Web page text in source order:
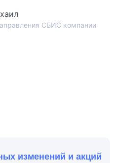
СБИС компании
изменений и акций